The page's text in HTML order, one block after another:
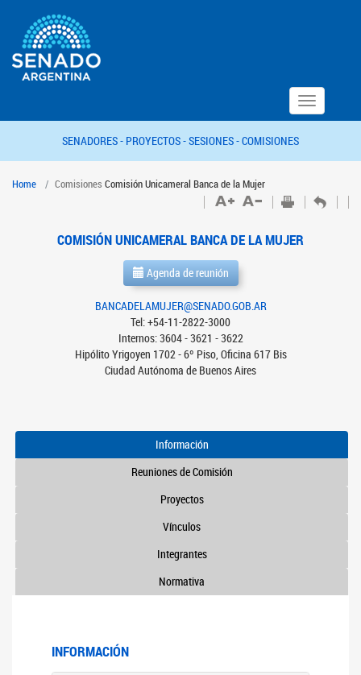
Toggle
navigation
SENADORES - PROYECTOS -SESIONES -COMISIONES
Home Comisiones Comisión Unicameral Banca de la Mujer
COMISIÓN UNICAMERAL BANCA DE LA MUJER
Agenda de reunión
BANCADELAMUJER@SENADO.GOB.AR
Tel: +54-11-2822-3000
Internos: 3604 - 3621 - 3622
Hipólito Yrigoyen 1702 - 6º Piso, Oficina 617 Bis
Ciudad Autónoma de Buenos Aires
Información
Reuniones de Comisión
Proyectos
Vínculos
Integrantes
Normativa
INFORMACIÓN